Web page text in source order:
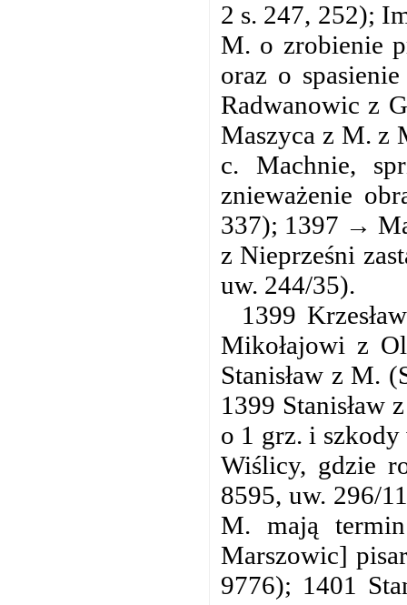
2 s. 247, 252);
M. o zrobienie
oraz o
Radwanowic z
Maszyca z M. z
c. Machnie,
znieważenie
337); 1397 →
z Nieprześni
uw. 244/35).
1399
Mikołajowi z
Stanisław z M.
1399 Stanisław
o 1 grz. i
Wiślicy, gdzie
8595, uw. 296/
M. mają
Marszowic]
9776); 1401